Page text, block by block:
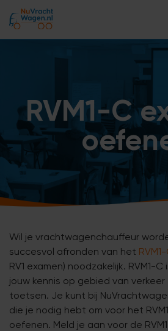
RVM1-C
Wil je vrachtwagenchauffeur
succesvol afronden van het
RV1 examen) noodzakelijk. RVM1-
jouw kennis op gebied van
toetsen. Je kunt bij
die je nodig hebt om voor het
oefenen. Meld je aan voor de